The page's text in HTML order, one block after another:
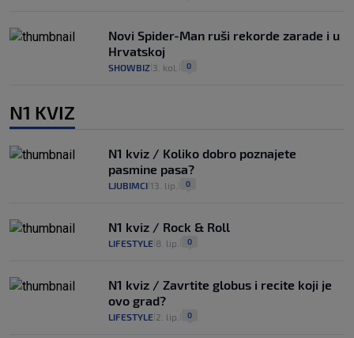
Novi Spider-Man ruši rekorde zarade i u
Hrvatskoj
SHOWBIZ 3. kol. 0
N1 KVIZ
N1 kviz / Koliko dobro poznajete
pasmine pasa?
LJUBIMCI 13. lip. 0
N1 kviz / Rock & Roll
LIFESTYLE 8. lip. 0
N1 kviz / Zavrtite globus i recite koji je
ovo grad?
LIFESTYLE 2. lip. 0